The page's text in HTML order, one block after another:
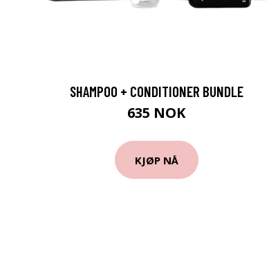
SHAMPOO + CONDITIONER BUNDLE
635 NOK
KJØP NÅ